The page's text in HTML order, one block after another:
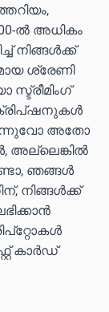
ൽ അധികം
നിങ്ങൾക്ക്
ശ്രേണി
അതോ
അല്ലെങ്കിൽ
ഞങ്ങൾ
നിങ്ങൾക്ക്
കാർഡ്